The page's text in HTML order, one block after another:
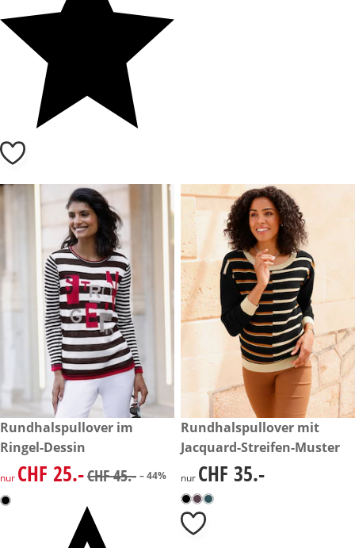
reduzierter Preis CHF 25.-, vorheriger Preis: CHF 45.-
-44%
Rundhalspullover im
Ringel-Dessin
reduzierter Preis CHF 25.-, vorheriger Preis: CHF 45.-
nur CHF 25.-CHF 45.- – 44%
CHF 35.-
Rundhalspullover mit
Jacquard-Streifen-Muster
CHF 35.-
nur CHF 35.-